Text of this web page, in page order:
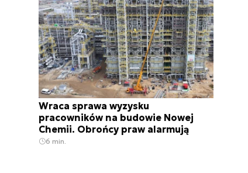
Wraca sprawa wyzysku
pracowników na budowie Nowej
Chemii. Obrońcy praw alarmują
6 min.